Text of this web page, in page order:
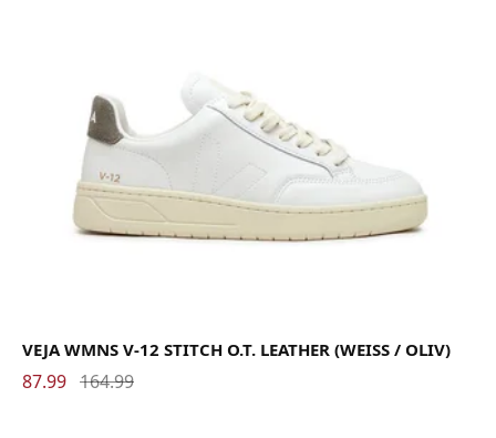
VEJA WMNS V-12 STITCH O.T. LEATHER (WEISS / OLIV)
87.99 164.99